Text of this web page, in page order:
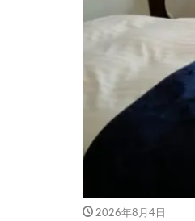
2026年8月4日